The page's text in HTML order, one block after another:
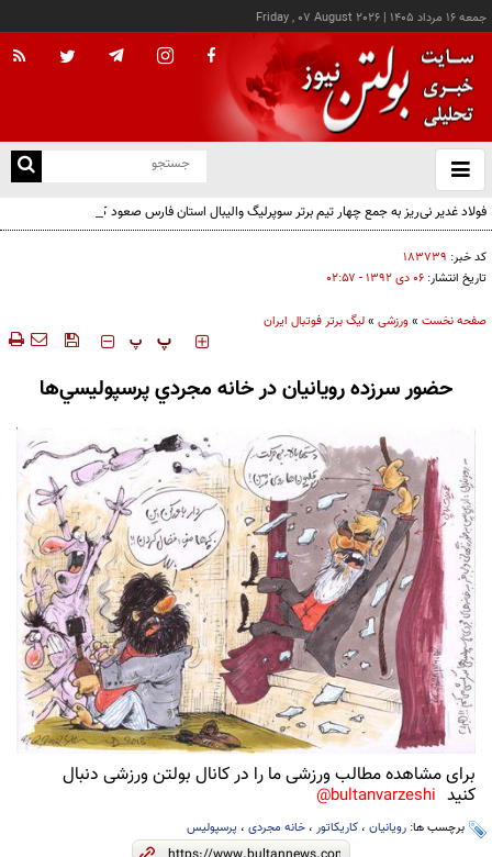
جمعه ۱۶ مرداد ۱۴۰۵ |
Friday , 07 August 2026
باز
و
فولاد غدیر نی‌ریز به جمع چهار تیم برتر سوپرلیگ والیبال استان فارس صعود کرد
کد خبر: ۱۸۳۷۳۹
تاریخ انتشار: ۰۶ دی ۱۳۹۲ - ۰۲:۵۷
صفحه نخست »ورزشی »لیگ برتر فوتبال ایران
‍‍‍ پ پ
حضور سرزده رويانيان در خانه مجردي پرسپوليسي‌ها
برای مشاهده مطالب ورزشی ما را در کانال بولتن ورزشی دنبال
کنید bultanvarzeshi@
برچسب ها: رویانیان ، کاریکاتور ، خانه مجردی ، پرسپولیس